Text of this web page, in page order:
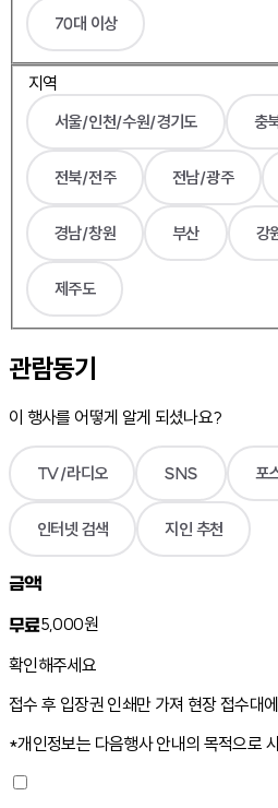
70대 이상
지역
서울/인천/수원/경기도 충
전북/전주 전남/광주
경남/창원 부산 강
제주도
관람동기
이 행사를 어떻게 알게 되셨나요?
TV/라디오 SNS 포
인터넷 검색 지인 추천
금액
무료5,000원
확인해주세요
접수 후 입장권 인쇄만 가져 현장 접수대
*개인정보는 다음행사 안내의 목적으로